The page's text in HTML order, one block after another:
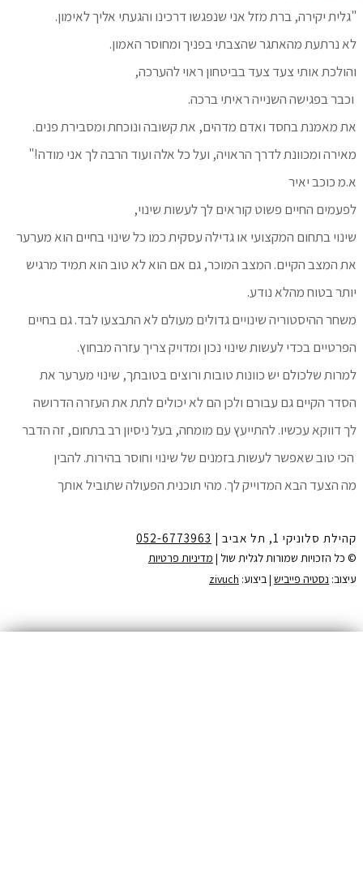
"גלית יקירה, ברת מזל אני שנפגשו דרכינו והגעתי אליך לאימון.
לא נרתעת מהאתגר שהצבתי בפניך ומחוסר האמון.
והולכת אותי צעד צעד בביטחון ראוי להערכה,
וכבר בפגישה השנייה ראיתי ברכה.
את מאמנת בחסד ואדם מדהים, את קשובה ונוכחת ומסבירת פנים.
מאירה ומכוונת לדרך הראויה, ועל כל אלה ועוד הרבה לך אני מודה!"
א.מ כוכב יאיר
לפעמים החיים פשוט קוראים לך לעשות שינוי,
שינוי בתחום המקצועי או גדילה עסקית כמו כל שינוי בחיים הוא מערער
את המצב הקיים. המצב המוכר, גם אם הוא לא טוב הוא תמיד מרגיש
יותר בטוח מהלא נודע.
משחר ההיסטוריה שינויים גדולים מעולם לא התבצעו לבד. גם בחיים
הפרטיים בכדי לעשות שינוי נכון ומדויק צריך עזרה מבחוץ.
למרות שלכולם יש כוונות טובות ורוצים בטובתך, שינוי מערער את
הסדר הקיים גם עבורם ולכן הם לא יכולים לתת את העזרה הדרושה
לך דווקא עכשיו. להתייעץ עם מומחה, בעל ניסיון רב בתחום, זה הדבר
הכי טוב שאפשר לעשות בזמנים של שינוי וחוסר בהירות. להבין
מה הצעד הבא המדוייק לך. מהי תוכנית הפעולה שתוביל אותך
צרו קשר:
קהילת סלוניקי 1, תל אביב | 052-6773963
© כל הזכויות שמורות לגלית שול | מדיניות פרטיות
עיצוב: נסטיה פייביש | ביצוע: zivuch